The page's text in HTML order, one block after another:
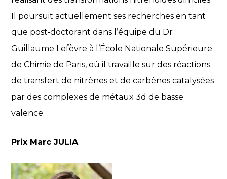
Il poursuit actuellement ses recherches en tant
que post‑doctorant dans l’équipe du Dr
Guillaume Lefèvre à l’École Nationale Supérieure
de Chimie de Paris, où il travaille sur des réactions
de transfert de nitrènes et de carbènes catalysées
par des complexes de métaux 3d de basse
valence.
Prix Marc JULIA